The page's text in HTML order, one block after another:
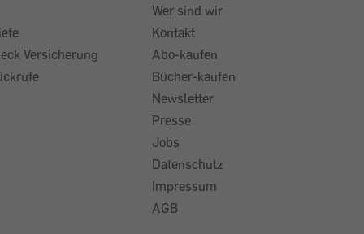
Versicherung
Wer sind wir
Kontakt
Abo-kaufen
Bücher-kaufen
Newsletter
Presse
Jobs
Datenschutz
Impressum
AGB